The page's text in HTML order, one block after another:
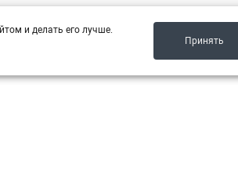
и делать его лучше.
Принять